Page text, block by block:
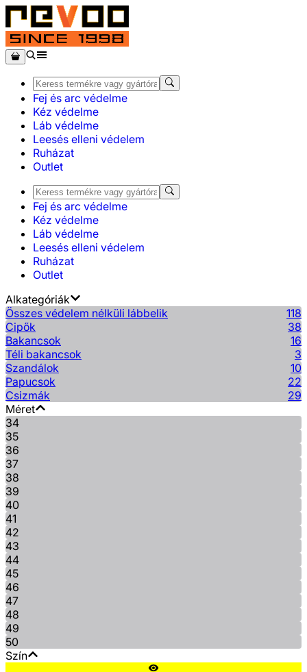
Fej és arc védelme
Kéz védelme
Láb védelme
Leesés elleni védelem
Ruházat
Outlet
Fej és arc védelme
Kéz védelme
Láb védelme
Leesés elleni védelem
Ruházat
Outlet
Alkategóriák
Összes védelem nélküli lábbelik
118
Cipők
38
Bakancsok
16
Téli bakancsok
3
Szandálok
10
Papucsok
22
Csizmák
29
Méret
34
35
36
37
38
39
40
41
42
43
44
45
46
47
48
49
50
Szín